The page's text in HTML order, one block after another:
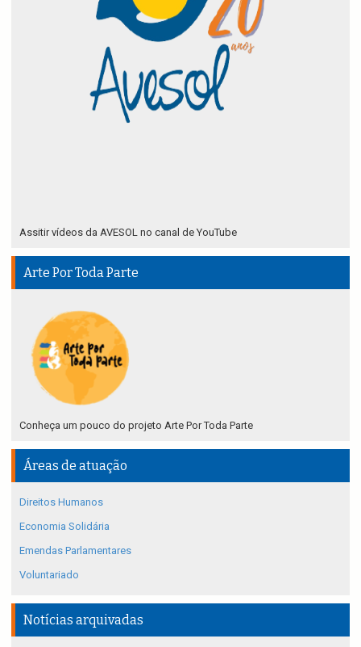
Assitir vídeos da AVESOL no canal de YouTube
Arte Por Toda Parte
Conheça um pouco do projeto Arte Por Toda Parte
Áreas de atuação
Direitos Humanos
Economia Solidária
Emendas Parlamentares
Voluntariado
Notícias arquivadas